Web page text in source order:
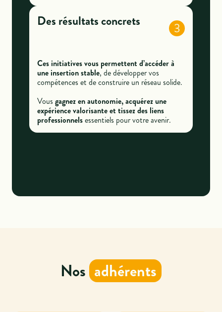
Des résultats concrets 3
Ces initiatives vous permettent d’accéder à
une insertion stable, de développer vos
compétences et de construire un réseau solide.
Vous gagnez en autonomie, acquérez une
expérience valorisante et tissez des liens
professionnelsessentiels pour votre avenir.
Nos adhérents